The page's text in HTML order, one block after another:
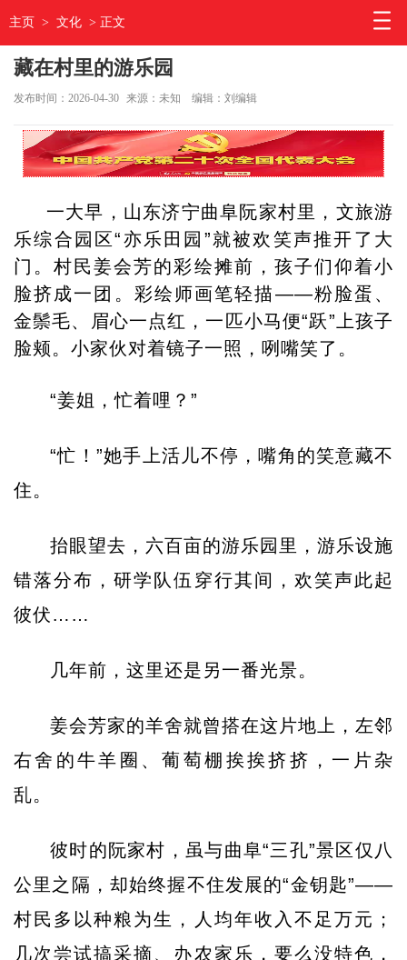
主页 > 文化 > 正文
藏在村里的游乐园
发布时间：2026-04-30 来源：未知 编辑：刘编辑
一大早，山东济宁曲阜阮家村里，文旅游
乐综合园区“亦乐田园”就被欢笑声推开了大
门。村民姜会芳的彩绘摊前，孩子们仰着小
脸挤成一团。彩绘师画笔轻描——粉脸蛋、
金鬃毛、眉心一点红，一匹小马便“跃”上孩子
脸颊。小家伙对着镜子一照，咧嘴笑了。
“姜姐，忙着哩？”
“忙！”她手上活儿不停，嘴角的笑意藏不
住。
抬眼望去，六百亩的游乐园里，游乐设施
错落分布，研学队伍穿行其间，欢笑声此起
彼伏……
几年前，这里还是另一番光景。
姜会芳家的羊舍就曾搭在这片地上，左邻
右舍的牛羊圈、葡萄棚挨挨挤挤，一片杂
乱。
彼时的阮家村，虽与曲阜“三孔”景区仅八
公里之隔，却始终握不住发展的“金钥匙”——
村民多以种粮为生，人均年收入不足万元；
几次尝试搞采摘、办农家乐，要么没特色，